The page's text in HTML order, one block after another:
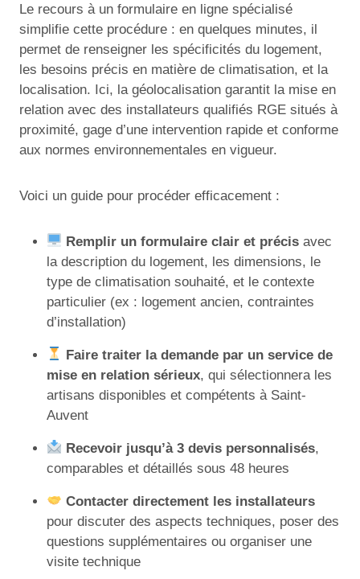
Le recours à un formulaire en ligne spécialisé
simplifie cette procédure : en quelques minutes, il
permet de renseigner les spécificités du logement,
les besoins précis en matière de climatisation, et la
localisation. Ici, la géolocalisation garantit la mise en
relation avec des installateurs qualifiés RGE situés à
proximité, gage d’une intervention rapide et conforme
aux normes environnementales en vigueur.
Voici un guide pour procéder efficacement :
Remplir un formulaire clair et précis avec
la description du logement, les dimensions, le
type de climatisation souhaité, et le contexte
particulier (ex : logement ancien, contraintes
d’installation)
Faire traiter la demande par un service de
mise en relation sérieux, qui sélectionnera les
artisans disponibles et compétents à Saint-
Auvent
Recevoir jusqu’à 3 devis personnalisés,
comparables et détaillés sous 48 heures
Contacter directement les installateurs
pour discuter des aspects techniques, poser des
questions supplémentaires ou organiser une
visite technique